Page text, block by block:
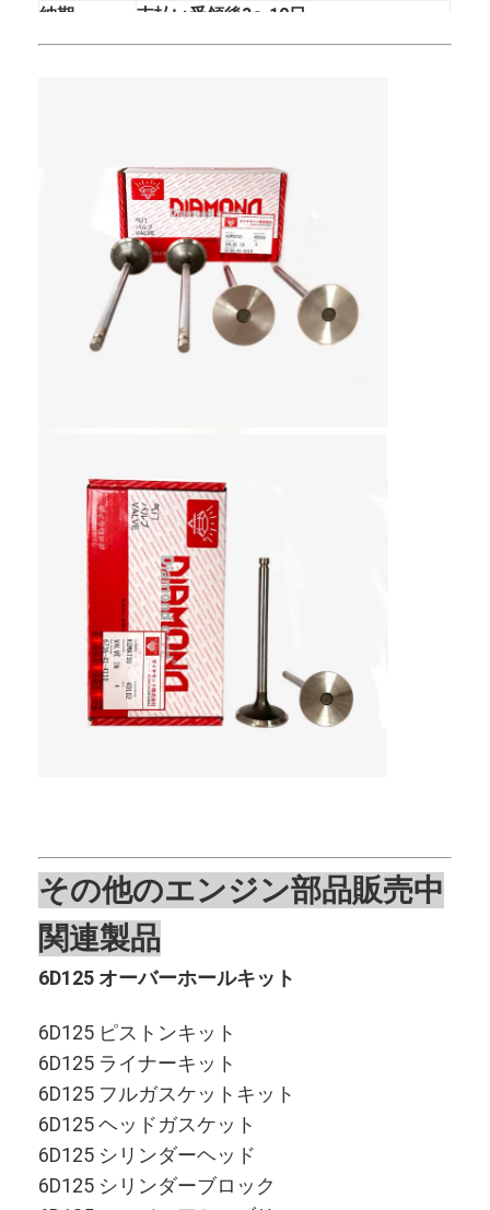
製品
VRショー
お問い合わせ
ニュース
事件
今雑談しなさい
コマツエンジン部品
幼虫のエンジン部分
納期
支払い受領後3〜10日
その他のエンジン部品販売中
関連製品
6D125 オーバーホールキット
6D125 ピストンキット
6D125 ライナーキット
6D125 フルガスケットキット
6D125 ヘッドガスケット
6D125 シリンダーヘッド
6D125 シリンダーブロック